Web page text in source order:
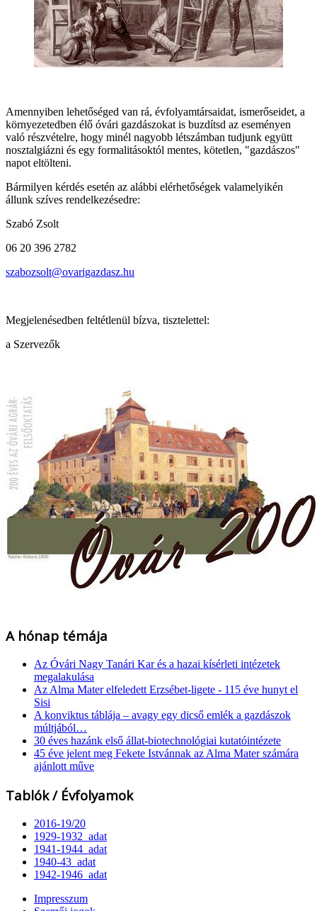
Amennyiben lehetőséged van rá, évfolyamtársaidat, ismerőseidet, a
környezetedben élő óvári gazdászokat is buzdítsd az eseményen
való részvételre, hogy minél nagyobb létszámban tudjunk együtt
nosztalgiázni és egy formalitásoktól mentes, kötetlen, "gazdászos"
napot eltölteni.
Bármilyen kérdés esetén az alábbi elérhetőségek valamelyikén
állunk szíves rendelkezésedre:
Szabó Zsolt
06 20 396 2782
szabozsolt@ovarigazdasz.hu
Megjelenésedben feltétlenül bízva, tisztelettel:
a Szervezők
A hónap témája
Az Óvári Nagy Tanári Kar és a hazai kísérleti intézetek
megalakulása
Az Alma Mater elfeledett Erzsébet-ligete - 115 éve hunyt el
Sisi
A konviktus táblája – avagy egy dicső emlék a gazdászok
múltjából…
30 éves hazánk első állat-biotechnológiai kutatóintézete
45 éve jelent meg Fekete Istvánnak az Alma Mater számára
ajánlott műve
Tablók / Évfolyamok
2016-19/20
1929-1932_adat
1941-1944_adat
1940-43_adat
1942-1946_adat
Impresszum